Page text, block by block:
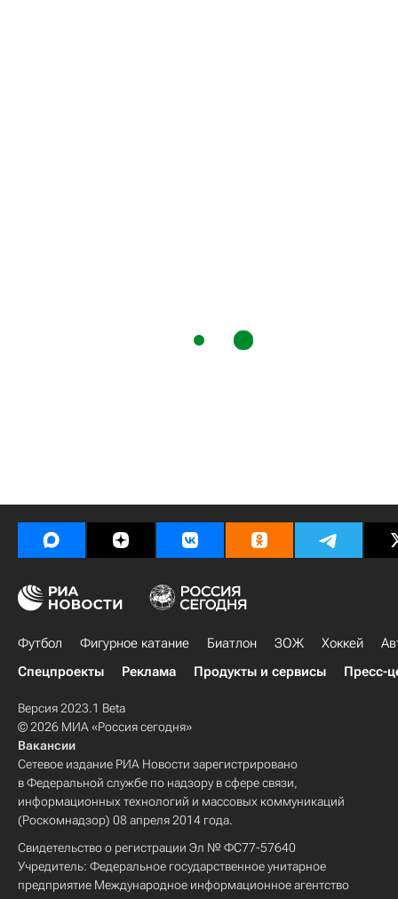
Футбол Фигурное катание Биатлон ЗОЖ Хоккей
Спецпроекты
Реклама Продукты и сервисы Пресс-
Версия 2023.1 Beta
© 2026 МИА «Россия сегодня»
Вакансии
Сетевое издание РИА Новости зарегистрировано
в Федеральной службе по надзору в сфере связи,
информационных технологий и массовых коммуникаций
(Роскомнадзор) 08 апреля 2014 года.
Свидетельство о регистрации Эл № ФС77-57640
Учредитель: Федеральное государственное унитарное
предприятие Международное информационное агентство